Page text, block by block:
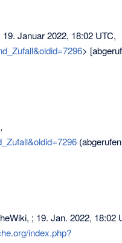
19. Januar 2022, 18:02 UTC,
>
; 19. Jan. 2022, 18:02
index.php?